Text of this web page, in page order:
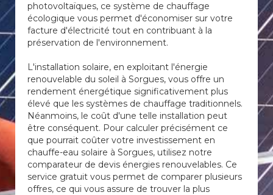
photovoltaïques, ce système de chauffage
écologique vous permet d'économiser sur votre
facture d'électricité tout en contribuant à la
préservation de l'environnement.
L'installation solaire, en exploitant l'énergie
renouvelable du soleil à Sorgues, vous offre un
rendement énergétique significativement plus
élevé que les systèmes de chauffage traditionnels.
Néanmoins, le coût d'une telle installation peut
être conséquent. Pour calculer précisément ce
que pourrait coûter votre investissement en
chauffe-eau solaire à Sorgues, utilisez notre
comparateur de devis énergies renouvelables. Ce
service gratuit vous permet de comparer plusieurs
offres, ce qui vous assure de trouver la plus